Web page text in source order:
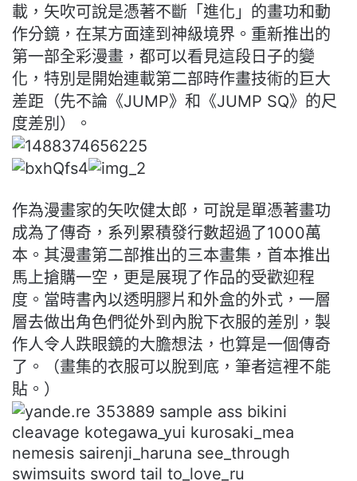
載，矢吹可說是憑著不斷「進化」的畫功和動
作分鏡，在某方面達到神級境界。重新推出的
第一部全彩漫畫，都可以看見這段日子的變
化，特別是開始連載第二部時作畫技術的巨大
差距（先不論《JUMP》和《JUMP SQ》的尺
度差別）。
作為漫畫家的矢吹健太郎，可說是單憑著畫功
成為了傳奇，系列累積發行數超過了1000萬
本。其漫畫第二部推出的三本畫集，首本推出
馬上搶購一空，更是展現了作品的受歡迎程
度。當時書內以透明膠片和外盒的外式，一層
層去做出角色們從外到內脫下衣服的差別， 製
作人令人跌眼鏡的大膽想法，也算是一個傳奇
了。（畫集的衣服可以脫到底，筆者這裡不能
貼。）